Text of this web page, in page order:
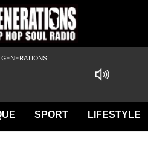
SPORT LIFESTYLE